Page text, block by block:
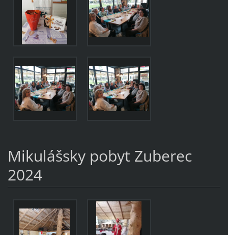
Mikulášsky pobyt Zuberec
2024